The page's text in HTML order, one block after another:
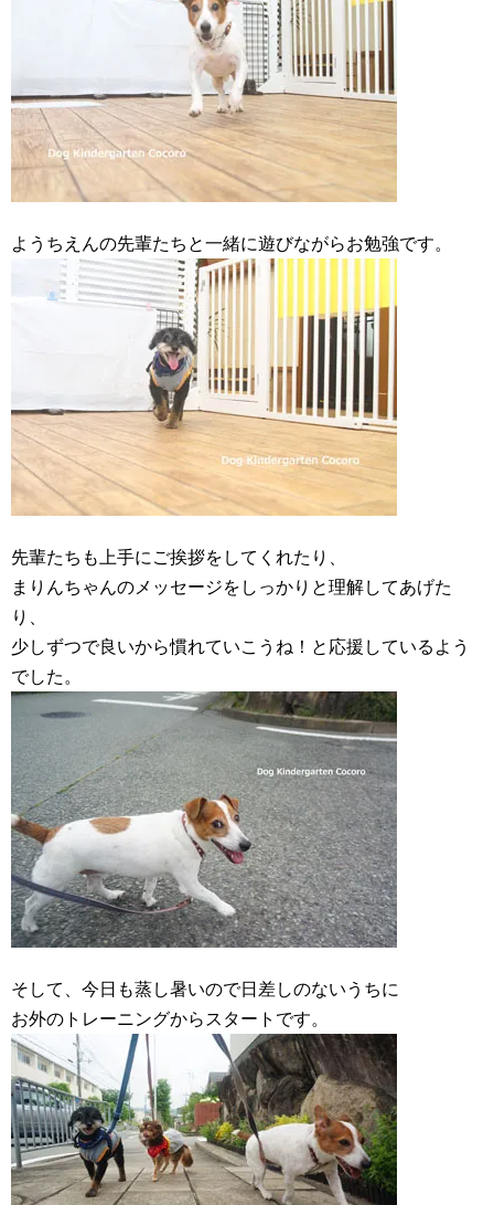
ようちえんの先輩たちと一緒に遊びながらお勉強です。
先輩たちも上手にご挨拶をしてくれたり、
まりんちゃんのメッセージをしっかりと理解してあげた
り、
少しずつで良いから慣れていこうね！と応援しているよう
でした。
そして、今日も蒸し暑いので日差しのないうちに
お外のトレーニングからスタートです。